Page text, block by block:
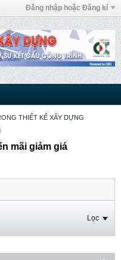
Đăng nhập hoặc Đăng kí
THIẾT KẾ XÂY DỰNG
mãi giảm giá
Lọc